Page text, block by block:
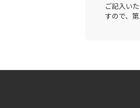
ご記入い
すので、